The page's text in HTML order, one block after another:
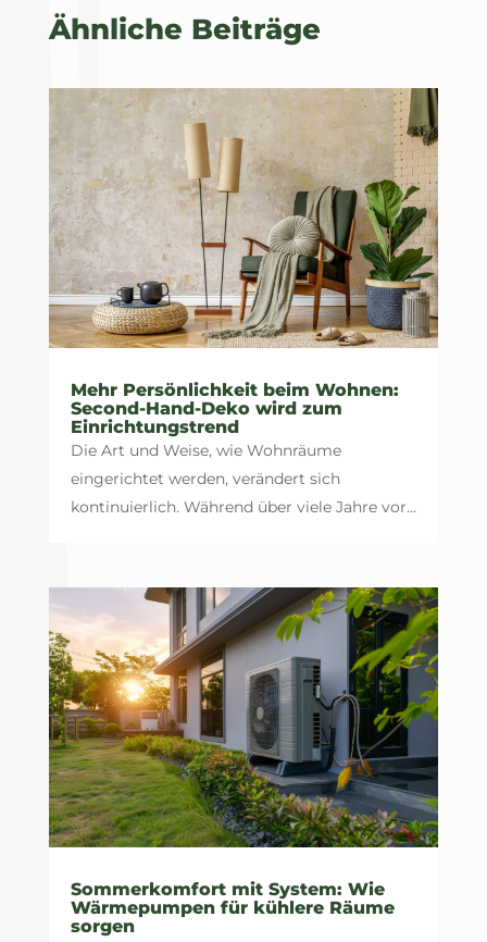
Ähnliche Beiträge
Mehr Persönlichkeit beim Wohnen:
Second-Hand-Deko wird zum
Einrichtungstrend
Die Art und Weise, wie Wohnräume
eingerichtet werden, verändert sich
kontinuierlich. Während über viele Jahre vor...
Sommerkomfort mit System: Wie
Wärmepumpen für kühlere Räume
sorgen